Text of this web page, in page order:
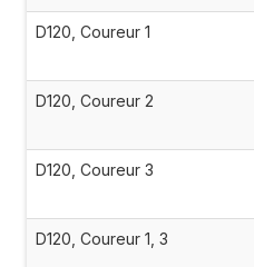
D120, Coureur 1
D120, Coureur 2
D120, Coureur 3
D120, Coureur 1, 3